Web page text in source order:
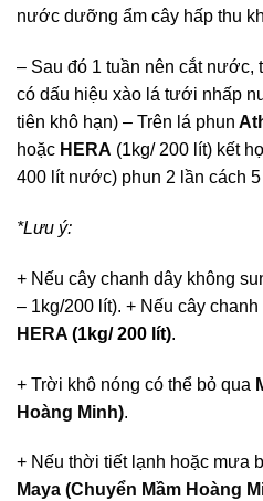
nước dưỡng ẩm cây hấp thu
– Sau đó 1 tuần nên cắt nước,
có dấu hiệu xào lá tưới nhấp
tiên khô hạn) – Trên lá phun
hoặc HERA (1kg/ 200 lít) kết
400 lít nước) phun 2 lần cách 5
*Lưu ý:
+ Nếu cây chanh dây không
– 1kg/200 lít). + Nếu cây
HERA (1kg/ 200 lít).
+ Trời khô nóng có thể bỏ qua
Hoàng Minh).
+ Nếu thời tiết lạnh hoặc mưa
Maya (Chuyển Mầm Hoàng